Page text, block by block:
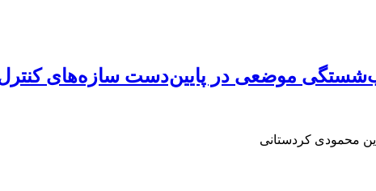
موضعی در پایین‌دست سازه‌های
محمودی کردستانی